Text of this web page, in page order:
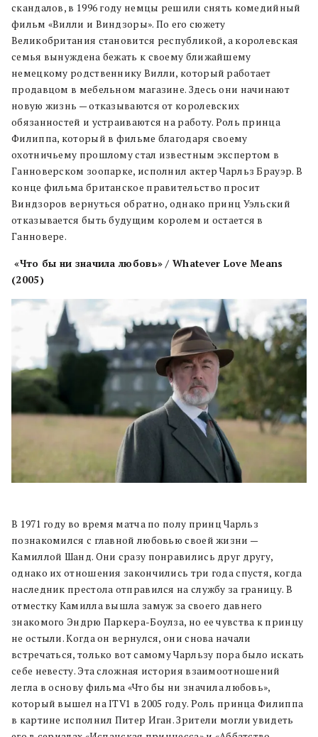
скандалов, в 1996 году немцы решили снять комедийный
фильм «Вилли и Виндзоры». По его сюжету
Великобритания становится республикой, а королевская
семья вынуждена бежать к своему ближайшему
немецкому родственнику Вилли, который работает
продавцом в мебельном магазине. Здесь они начинают
новую жизнь — отказываются от королевских
обязанностей и устраиваются на работу. Роль принца
Филиппа, который в фильме благодаря своему
охотничьему прошлому стал известным экспертом в
Ганноверском зоопарке, исполнил актер Чарльз Брауэр. В
конце фильма британское правительство просит
Виндзоров вернуться обратно, однако принц Уэльский
отказывается быть будущим королем и остается в
Ганновере.
«Что бы ни значила любовь» / Whatever Love Means
(2005)
В 1971 году во время матча по полу принц Чарльз
познакомился с главной любовью своей жизни —
Камиллой Шанд. Они сразу понравились друг другу,
однако их отношения закончились три года спустя, когда
наследник престола отправился на службу за границу. В
отместку Камилла вышла замуж за своего давнего
знакомого Эндрю Паркера-Боулза, но ее чувства к принцу
не остыли. Когда он вернулся, они снова начали
встречаться, только вот самому Чарльзу пора было искать
себе невесту. Эта сложная история взаимоотношений
легла в основу фильма «Что бы ни значила любовь»,
который вышел на ITV1 в 2005 году. Роль принца Филиппа
в картине исполнил Питер Иган. Зрители могли увидеть